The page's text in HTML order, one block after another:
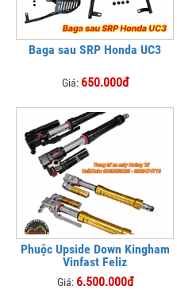
Baga sau SRP Honda UC3
Giá: 650.000đ
Phuộc Upside Down Kingham
Vinfast Feliz
Giá: 6.500.000đ